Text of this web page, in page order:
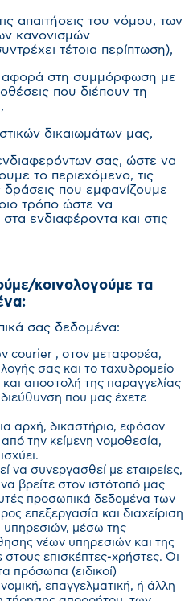
απαιτήσεις του νόμου, των
κανονισμών
τέτοια περίπτωση),
αφορά στη συμμόρφωση με
που διέπουν τη
δικαιωμάτων μας,
σας, ώστε να
το περιεχόμενο, τις
δράσεις που εμφανίζουμε
τρόπο ώστε να
ενδιαφέροντα και στις
κοινολογούμε τα
σας δεδομένα:
courier , στον μεταφορέα,
σας και το ταχυδρομείο
αποστολή της παραγγελίας
που μας έχετε
αρχή, δικαστήριο, εφόσον
την κείμενη νομοθεσία,
να συνεργασθεί με εταιρείες,
βρείτε στον ιστότοπό μας
προσωπικά δεδομένα των
επεξεργασία και διαχείριση
υπηρεσιών, μέσω της
νέων υπηρεσιών και της
επισκέπτες-χρήστες. Οι
πρόσωπα (ειδικοί)
επαγγελματική, ή άλλη